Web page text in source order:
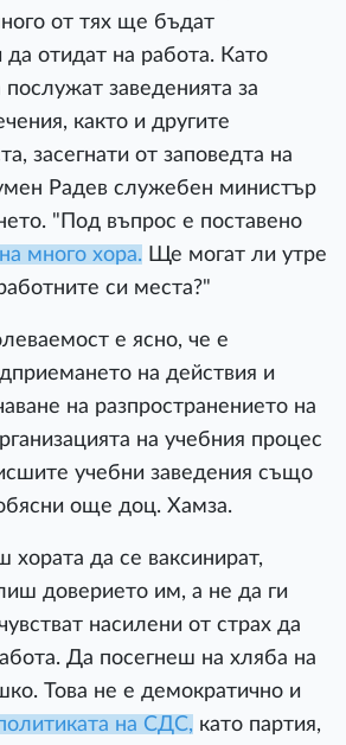
от тях ще бъдат
да отидат на работа. Като
заведенията за
както и другите
засегнати от заповедта на
Радев служебен министър
"Под въпрос е поставено
много хора. Ще могат ли утре
си места?"
е ясно, че е
на действия и
на разпространението на
на учебния процес
учебни заведения също
още доц. Хамза.
хората да се ваксинират,
доверието им, а не да ги
насилени от страх да
Да посегнеш на хляба на
Това не е демократично и
на СДС, като партия,